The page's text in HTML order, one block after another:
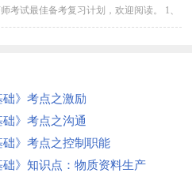
考试最佳备考复习计划，欢迎阅读。 1、
己的长处和短处，以便明确...
》考点之激励
》考点之沟通
》考点之控制职能
》知识点：物质资料生产